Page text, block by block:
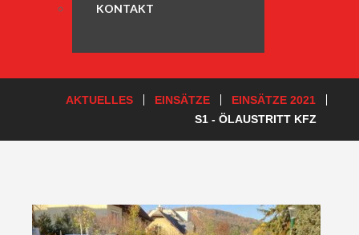
KONTAKT
AKTUELLES EINSÄTZE
EINSÄTZE 2021
S1 - ÖLAUSTRITT KFZ